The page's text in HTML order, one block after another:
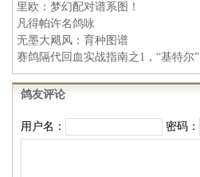
里欧：梦幻配对谱系图！
凡得帕许名鸽咏
无墨大飓风：育种图谱
赛鸽隔代回血实战指南之1，“基特尔”
鸽友评论
用户名： 密码：